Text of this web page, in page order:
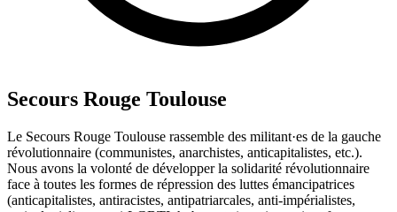
Secours Rouge Toulouse
Le Secours Rouge Toulouse rassemble des militant·es de la gauche
révolutionnaire (communistes, anarchistes, anticapitalistes, etc.).
Nous avons la volonté de développer la solidarité révolutionnaire
face à toutes les formes de répression des luttes émancipatrices
(anticapitalistes, antiracistes, antipatriarcales, anti-impérialistes,